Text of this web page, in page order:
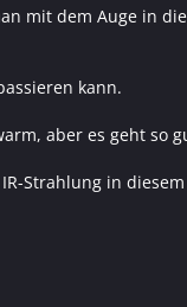
mit dem Auge in
kann.
aber es geht so
Strahlung in